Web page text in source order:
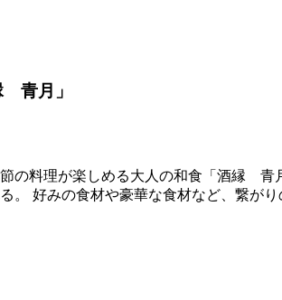
青月」
の料理が楽しめる大人の和食「酒縁 青
好みの食材や豪華な食材など、繋が